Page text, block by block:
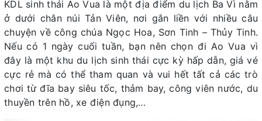
KDL sinh thái Ao Vua là một địa điểm du lịch Ba Vì nằm
ở dưới chân núi Tản Viên, nơi gắn liền với nhiều câu
chuyện về công chúa Ngọc Hoa, Sơn Tinh – Thủy Tinh.
Nếu có 1 ngày cuối tuần, bạn nên chọn đi Ao Vua vì
đây là một khu du lịch sinh thái cực kỳ hấp dẫn, giá vé
cực rẻ mà có thể tham quan và vui hết tất cả các trò
chơi từ đĩa bay siêu tốc, thảm bay, công viên nước, du
thuyền trên hồ, xe điện đụng,…